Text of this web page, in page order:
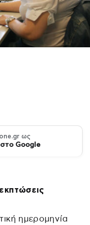
ως
Google
ημερομηνία